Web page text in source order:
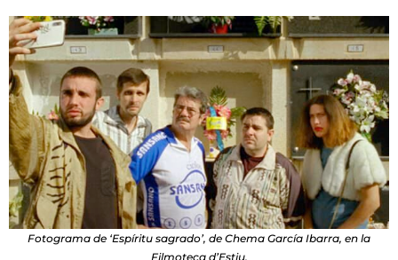
Fotograma de ‘Espíritu sagrado’, de Chema García Ibarra, en la
Filmoteca d’Estiu.